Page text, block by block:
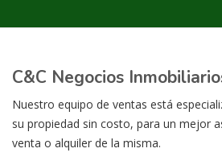
C&C Negocios
Nuestro equipo de ventas está
su propiedad sin costo, para un mejor
venta o alquiler de la misma.